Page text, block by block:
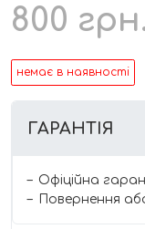
800
немає в наявності
ГАРАНТІЯ
Офіційна
Повернення